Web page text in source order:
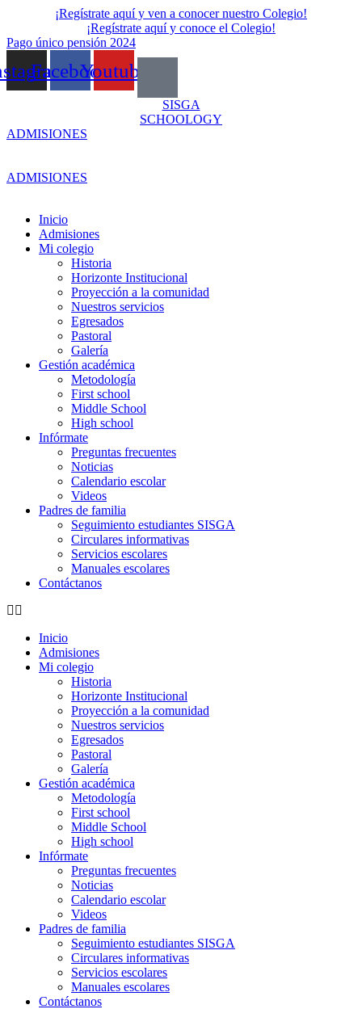
content
¡Regístrate aquí y ven a conocer nuestro Colegio!
¡Regístrate aquí y conoce el Colegio!
Pago único pensión 2024
FacebookYoutube
SISGA
SCHOOLOGY
ADMISIONES
ADMISIONES
Inicio
Admisiones
Mi colegio
Historia
Horizonte Institucional
Proyección a la comunidad
Nuestros servicios
Egresados
Pastoral
Galería
Gestión académica
Metodología
First school
Middle School
High school
Infórmate
Preguntas frecuentes
Noticias
Calendario escolar
Videos
Padres de familia
Seguimiento estudiantes SISGA
Circulares informativas
Servicios escolares
Manuales escolares
Contáctanos
Inicio
Admisiones
Mi colegio
Historia
Horizonte Institucional
Proyección a la comunidad
Nuestros servicios
Egresados
Pastoral
Galería
Gestión académica
Metodología
First school
Middle School
High school
Infórmate
Preguntas frecuentes
Noticias
Calendario escolar
Videos
Padres de familia
Seguimiento estudiantes SISGA
Circulares informativas
Servicios escolares
Manuales escolares
Contáctanos